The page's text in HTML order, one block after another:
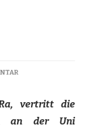
ZU
VOM
23.04.2018
vertritt die
an der Uni